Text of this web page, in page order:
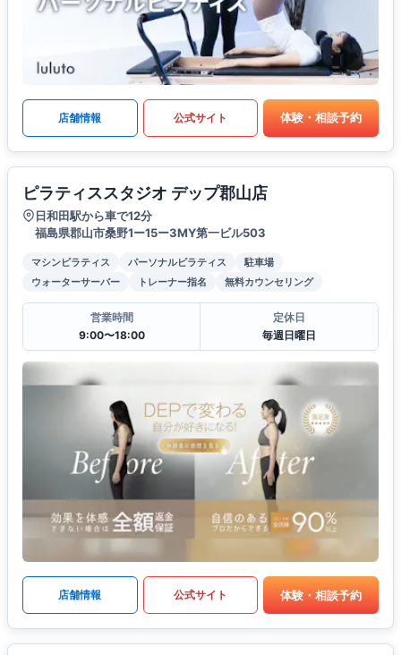
店舗情報 公式サイト 体験・相談予約
ピラティススタジオ デップ郡山店
日和田駅から車で12分
福島県郡山市桑野1ー15ー3MY第一ビル503
マシンピラティス パーソナルピラティス
駐車場
ウォーターサーバー
トレーナー指名 無料カウンセリング
営業時間
9:00〜18:00
定休日
毎週日曜日
店舗情報 公式サイト 体験・相談予約